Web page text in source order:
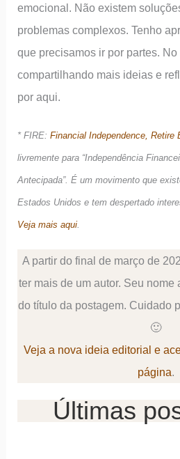
emocional. Não existem
problemas complexos. Tenho
que precisamos ir por partes.
compartilhando mais ideias e
por aqui.
* FIRE:Financial Independence, Retire
livremente para “Independência
Antecipada”. É um movimento que
Estados Unidos e tem despertado
Veja mais aqui.
A partir do final de março de
ter mais de um autor. Seu
do título da postagem. Cuidado
🙂
Veja a nova ideia editorial e
página.
Últimas